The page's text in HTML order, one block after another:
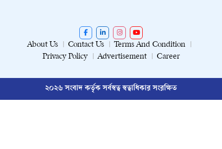
About Us Contact Us
Terms And Condition
Privacy Policy
Advertisement Career
২০২৬ সংবাদ কর্তৃক সর্বস্বত্ব স্বত্বাধিকার সংরক্ষিত